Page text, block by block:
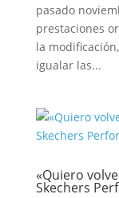
pasado
prestaciones
la
igualar las...
«Quiero
Skechers